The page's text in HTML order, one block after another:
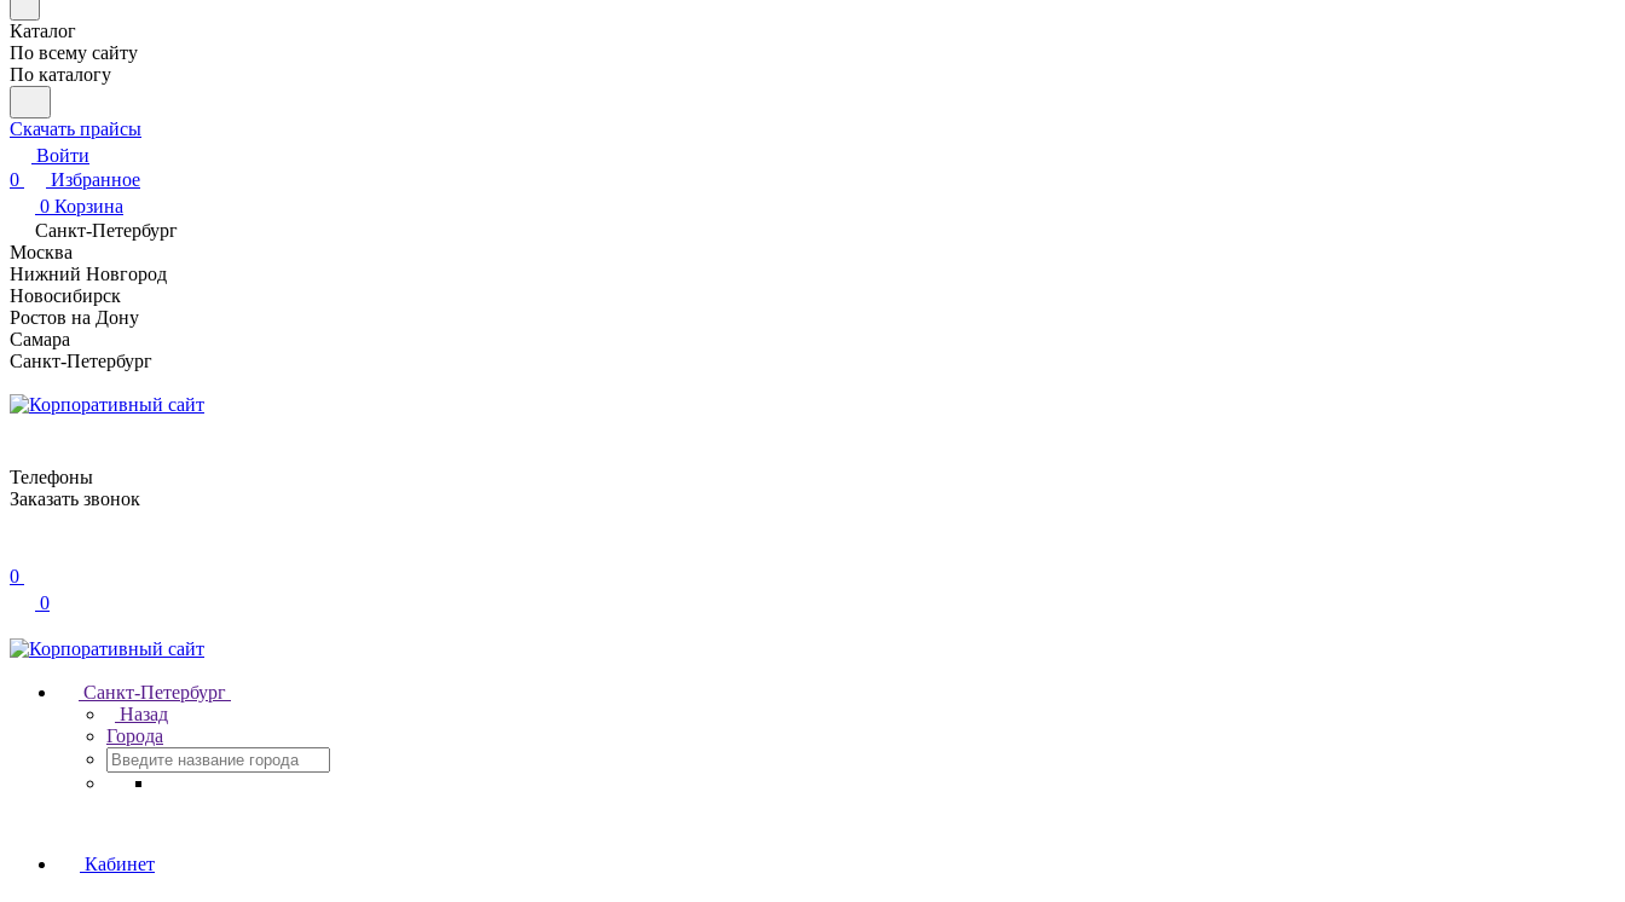
Каталог
По всему сайту
По каталогу
Скачать прайсы
Войти
0
Избранное
0 Корзина
Санкт-Петербург
Москва
Нижний Новгород
Новосибирск
Ростов на Дону
Самара
Санкт-Петербург
Телефоны
Заказать звонок
0
0
Санкт-Петербург
Назад
Города
Кабинет